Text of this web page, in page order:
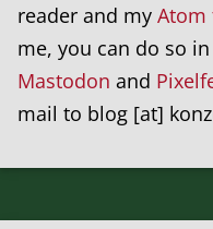
reader and my Atom
me, you can do so
Mastodon and
mail to blog [at]